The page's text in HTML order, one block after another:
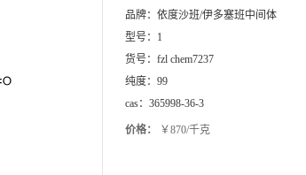
品牌： 依度沙班/伊多塞班中间体
型号： 1
货号： fzl chem7237
纯度： 99
cas： 365998-36-3
价格： ￥870/千克